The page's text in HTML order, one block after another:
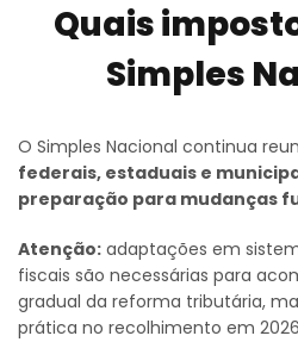
Quais
Simples
O Simples Nacional continua
federais, estaduais e
preparação para mudanças
Atenção: adaptações em
fiscais são necessárias para
gradual da reforma tributária,
prática no recolhimento em